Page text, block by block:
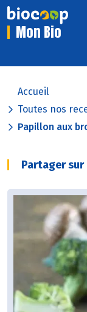
Mon Bio
Accueil
Toutes nos
Papillon aux
Partager sur